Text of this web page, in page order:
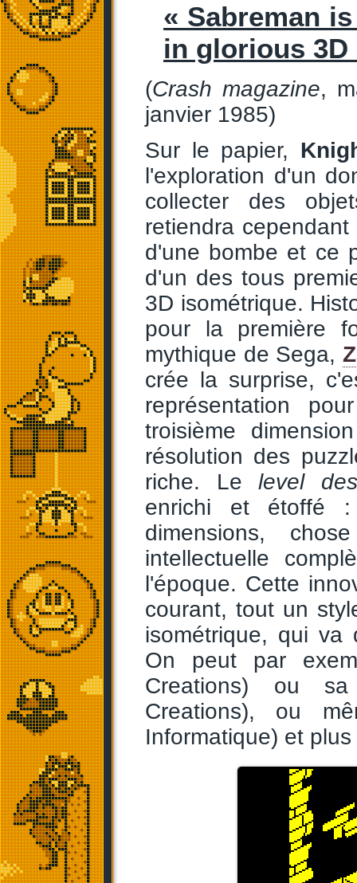
« Sabreman
in glorious 3D
(Crash magazine,
janvier 1985)
Sur le papier,
l'exploration d'un
collecter des
retiendra
d'une bombe et ce
d'un des tous
3D isométrique.
pour la première
mythique de Sega,
crée la surprise,
représentation
troisième
résolution des
riche. Le level
enrichi et étoffé :
dimensions,
intellectuelle
l'époque. Cette
courant, tout un
isométrique, qui
On peut par
Creations) ou
Creations), ou
Informatique) et